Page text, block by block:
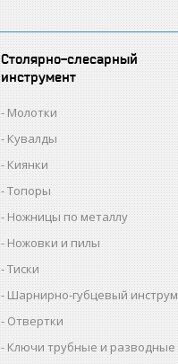
Столярно-слесарный
инструмент
Молотки
Кувалды
Киянки
Топоры
Ножницы по металлу
Ножовки и пилы
Тиски
Шарнирно-губцевый
Отвертки
Ключи трубные и разводные